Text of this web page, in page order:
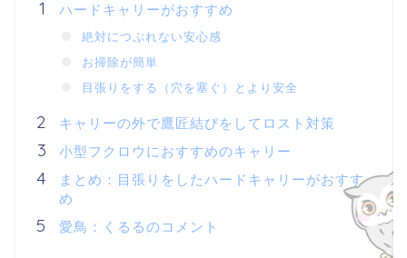
ハードキャリーがおすすめ
絶対につぶれない安心感
お掃除が簡単
目張りをする（穴を塞ぐ）とより安全
キャリーの外で鷹匠結びをしてロスト対策
小型フクロウにおすすめのキャリー
まとめ：目張りをしたハードキャリーがおすす
め
愛鳥：くるるのコメント